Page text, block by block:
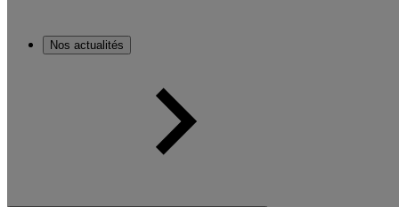
Nos actualités